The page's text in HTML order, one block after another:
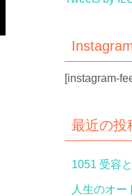
[instagram-
最近の投
1051 受容
人生のオー